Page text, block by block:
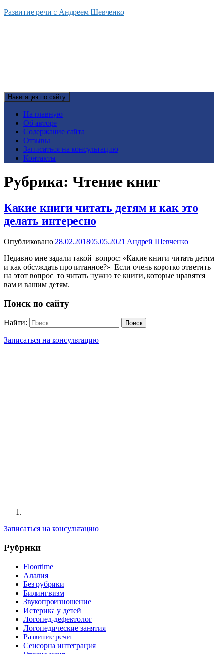
Развитие речи с Андреем Шевченко
Навигация по сайту
На главную
Об авторе
Содержание сайта
Отзывы
Записаться на консультацию
Контакты
Рубрика: Чтение книг
Какие книги читать детям и как это
делать интересно
Опубликовано 28.02.201805.05.2021 Андрей Шевченко
Недавно мне задали такой вопрос: «Какие книги читать детям
и как обсуждать прочитанное?» Если очень коротко ответить
на этот вопрос, то читать нужно те книги, которые нравятся
вам и вашим детям.
Поиск по сайту
Найти:
Записаться на консультацию
Записаться на консультацию
Рубрики
Floortime
Алалия
Без рубрики
Билингвизм
Звукопроизношение
Истерика у детей
Логопед-дефектолог
Логопедические занятия
Развитие речи
Сенсорна интеграция